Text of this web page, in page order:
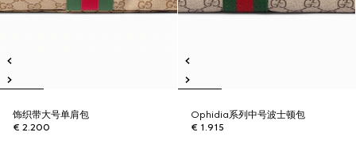
饰织带大号单肩包
€ 2.200
Ophidia系列中号波士顿包
€ 1.915